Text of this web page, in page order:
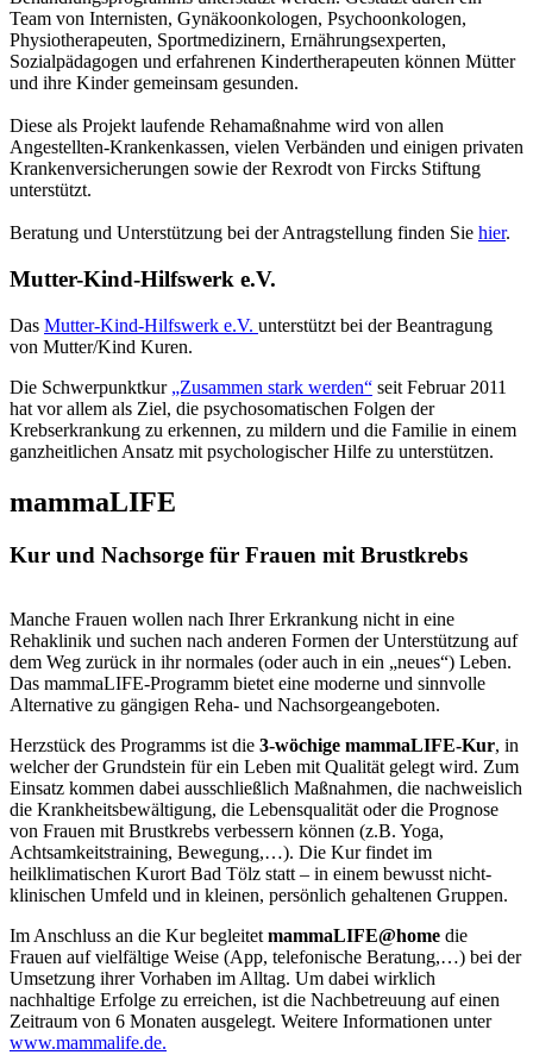
Team von Internisten, Gynäkoonkologen, Psychoonkologen,
Physiotherapeuten, Sportmedizinern, Ernährungsexperten,
Sozialpädagogen und erfahrenen Kindertherapeuten können Mütter
und ihre Kinder gemeinsam gesunden.
Diese als Projekt laufende Rehamaßnahme wird von allen
Angestellten-Krankenkassen, vielen Verbänden und einigen privaten
Krankenversicherungen sowie der Rexrodt von Fircks Stiftung
unterstützt.
Beratung und Unterstützung bei der Antragstellung finden Sie hier.
Mutter-Kind-Hilfswerk e.V.
Das Mutter-Kind-Hilfswerk e.V. unterstützt bei der Beantragung
von Mutter/Kind Kuren.
Die Schwerpunktkur „Zusammen stark werden“ seit Februar 2011
hat vor allem als Ziel, die psychosomatischen Folgen der
Krebserkrankung zu erkennen, zu mildern und die Familie in einem
ganzheitlichen Ansatz mit psychologischer Hilfe zu unterstützen.
mammaLIFE
Kur und Nachsorge für Frauen mit Brustkrebs
Manche Frauen wollen nach Ihrer Erkrankung nicht in eine
Rehaklinik und suchen nach anderen Formen der Unterstützung auf
dem Weg zurück in ihr normales (oder auch in ein „neues“) Leben.
Das mammaLIFE-Programm bietet eine moderne und sinnvolle
Alternative zu gängigen Reha- und Nachsorgeangeboten.
Herzstück des Programms ist die 3-wöchige mammaLIFE-Kur, in
welcher der Grundstein für ein Leben mit Qualität gelegt wird. Zum
Einsatz kommen dabei ausschließlich Maßnahmen, die nachweislich
die Krankheitsbewältigung, die Lebensqualität oder die Prognose
von Frauen mit Brustkrebs verbessern können (z.B. Yoga,
Achtsamkeitstraining, Bewegung,…). Die Kur findet im
heilklimatischen Kurort Bad Tölz statt – in einem bewusst nicht-
klinischen Umfeld und in kleinen, persönlich gehaltenen Gruppen.
Im Anschluss an die Kur begleitet mammaLIFE@home die
Frauen auf vielfältige Weise (App, telefonische Beratung,…) bei der
Umsetzung ihrer Vorhaben im Alltag. Um dabei wirklich
nachhaltige Erfolge zu erreichen, ist die Nachbetreuung auf einen
Zeitraum von 6 Monaten ausgelegt. Weitere Informationen unter
www.mammalife.de.